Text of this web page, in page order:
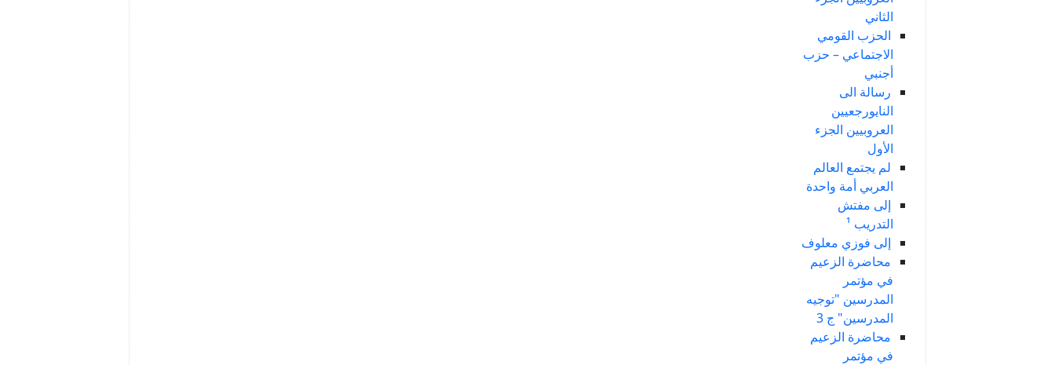
الثاني
الحزب القومي
الاجتماعي – حزب
أجنبي
رسالة الى
النايورجعيين
العروبيين الجزء
الأول
لم يجتمع العالم
العربي أمة واحدة
إلى مفتش
التدريب ¹
إلى فوزي معلوف
محاضرة الزعيم
في مؤتمر
المدرسين "توجيه
المدرسين" ج 3
محاضرة الزعيم
في مؤتمر